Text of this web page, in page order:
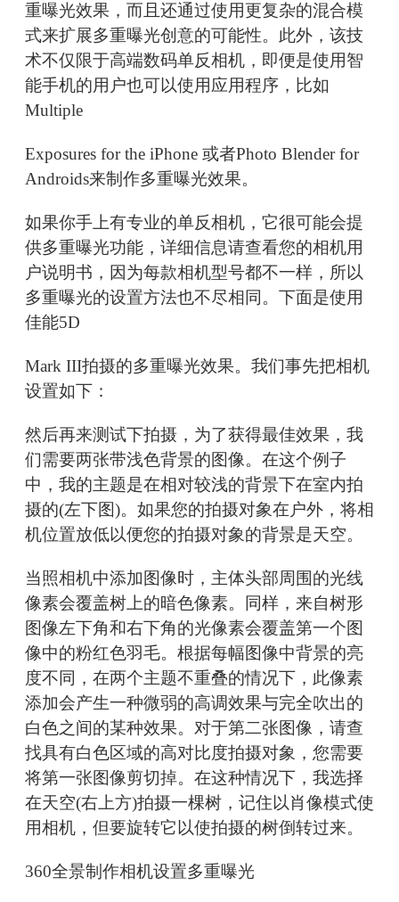
重曝光效果，而且还通过使用更复杂的混合模
式来扩展多重曝光创意的可能性。此外，该技
术不仅限于高端数码单反相机，即便是使用智
能手机的用户也可以使用应用程序，比如
Multiple
Exposures for the iPhone 或者Photo Blender for
Androids来制作多重曝光效果。
如果你手上有专业的单反相机，它很可能会提
供多重曝光功能，详细信息请查看您的相机用
户说明书，因为每款相机型号都不一样，所以
多重曝光的设置方法也不尽相同。下面是使用
佳能5D
Mark III拍摄的多重曝光效果。我们事先把相机
设置如下：
然后再来测试下拍摄，为了获得最佳效果，我
们需要两张带浅色背景的图像。在这个例子
中，我的主题是在相对较浅的背景下在室内拍
摄的(左下图)。如果您的拍摄对象在户外，将相
机位置放低以便您的拍摄对象的背景是天空。
当照相机中添加图像时，主体头部周围的光线
像素会覆盖树上的暗色像素。同样，来自树形
图像左下角和右下角的光像素会覆盖第一个图
像中的粉红色羽毛。根据每幅图像中背景的亮
度不同，在两个主题不重叠的情况下，此像素
添加会产生一种微弱的高调效果与完全吹出的
白色之间的某种效果。对于第二张图像，请查
找具有白色区域的高对比度拍摄对象，您需要
将第一张图像剪切掉。在这种情况下，我选择
在天空(右上方)拍摄一棵树，记住以肖像模式使
用相机，但要旋转它以使拍摄的树倒转过来。
360全景制作相机设置多重曝光